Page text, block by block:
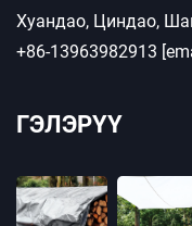
Хуандао, Циндао,
+86-13963982913
ГЭЛЭРҮҮ